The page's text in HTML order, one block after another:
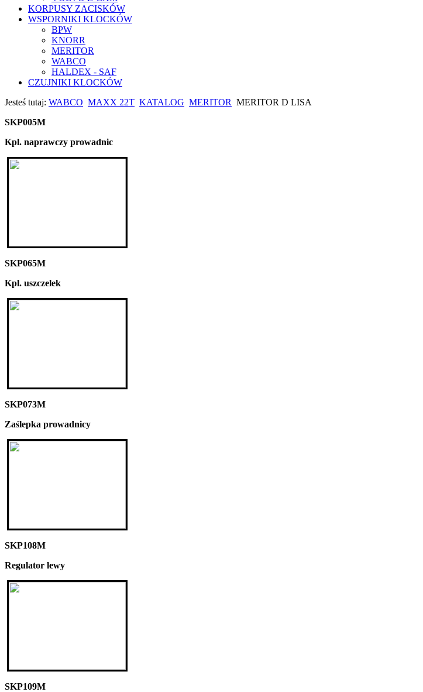
KORPUSY ZACISKÓW
WSPORNIKI KLOCKÓW
BPW
KNORR
MERITOR
WABCO
HALDEX - SAF
CZUJNIKI KLOCKÓW
Jesteś tutaj: WABCO MAXX 22T KATALOG MERITOR MERITOR D LISA
SKP005M
Kpl. naprawczy prowadnic
SKP065M
Kpl. uszczelek
SKP073M
Zaślepka prowadnicy
SKP108M
Regulator lewy
SKP109M